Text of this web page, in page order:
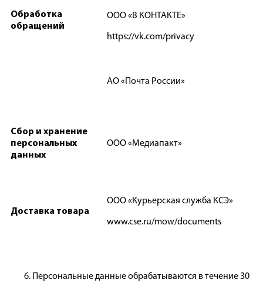
Обработка
обращений
ООО «В КОНТАКТЕ»
https://vk.com/privacy
АО «Почта России»
Сбор и хранение
персональных
данных
ООО «Медиапакт»
Доставка товара
ООО «Курьерская служба КСЭ»
www.cse.ru/mow/documents
Персональные данные обрабатываются в течение 30